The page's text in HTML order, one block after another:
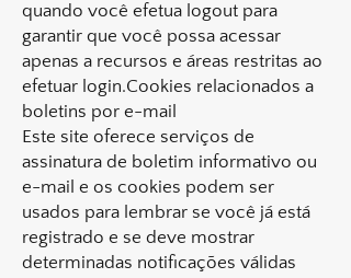
quando você efetua logout para
garantir que você possa acessar
apenas a recursos e áreas restritas ao
efetuar login.Cookies relacionados a
boletins por e-mail
Este site oferece serviços de
assinatura de boletim informativo ou
e-mail e os cookies podem ser
usados ​​para lembrar se você já está
registrado e se deve mostrar
determinadas notificações válidas